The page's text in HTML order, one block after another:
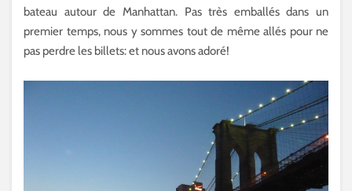
bateau autour de Manhattan. Pas très emballés dans un
premier temps, nous y sommes tout de même allés pour ne
pas perdre les billets: et nous avons adoré!